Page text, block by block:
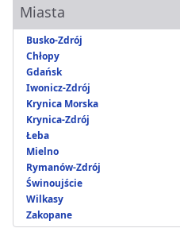
Miasta
Busko-Zdrój
Chłopy
Gdańsk
Iwonicz-Zdrój
Krynica Morska
Krynica-Zdrój
Łeba
Mielno
Rymanów-Zdrój
Świnoujście
Wilkasy
Zakopane